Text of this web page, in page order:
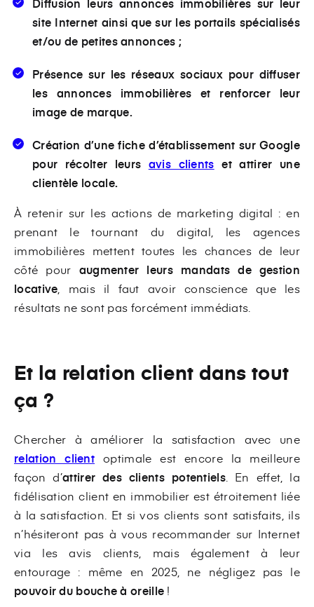
site Internet ainsi que sur les portails spécialisés
et/ou de petites annonces ;
Présence sur les réseaux sociaux pour diffuser
les annonces immobilières et renforcer leur
image de marque.
Création d’une fiche d’établissement sur Google
pour récolter leurs avis clients et attirer une
clientèle locale.
À retenir sur les actions de marketing digital : en
prenant le tournant du digital, les agences
immobilières mettent toutes les chances de leur
côté pour augmenter leurs mandats de gestion
locative , mais il faut avoir conscience que les
résultats ne sont pas forcément immédiats.
Et la relation client dans tout
ça ?
Chercher à améliorer la satisfaction avec une
relation client optimale est encore la meilleure
façon d’attirer des clients potentiels. En effet, la
fidélisation client en immobilier est étroitement liée
à la satisfaction. Et si vos clients sont satisfaits, ils
n’hésiteront pas à vous recommander sur Internet
via les avis clients, mais également à leur
entourage : même en 2025, ne négligez pas le
pouvoir du bouche à oreille !